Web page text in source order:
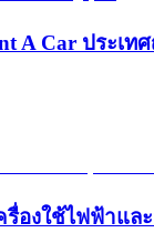
A Car ประเท
รื่องใช้ไฟฟ้าแ